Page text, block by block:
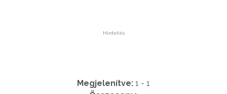
Hirdetés
Megjelenítve: 1 - 1